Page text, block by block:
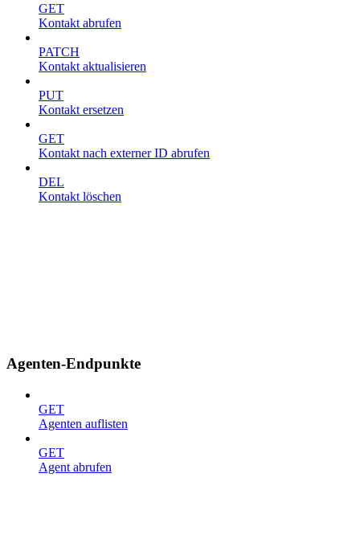
GET
Kontakt abrufen
PATCH
Kontakt aktualisieren
PUT
Kontakt ersetzen
GET
Kontakt nach externer ID abrufen
DEL
Kontakt löschen
Agenten-Endpunkte
GET
Agenten auflisten
GET
Agent abrufen